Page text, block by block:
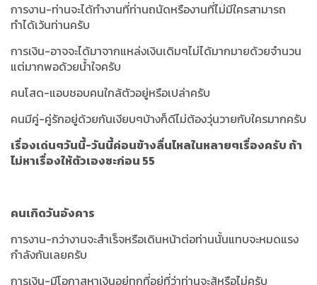
การงาน-ท่านจะได้ทำงานที่ท่านถนัดหรืองานที่ไม่มีใครสามารถ
ทำได้เว้นท่านครับ
การเงิน-อาจจะได้มาจากแหล่งเงินเดิมๆไม่ได้มากมายด้วยจำนวน
แต่มากพอด้วยน้ำใจครับ
คนโสด-แอบชอบคนใกล้ตัวอยู่หรือเปล่าครับ
คนมีคู่-คู่รักอยู่ด้วยกันเงียบๆบ้างก็ดีไม่ต้องวุ่นวายกับใครมากครับ
เรื่องเด่นๆวันนี้-วันนี้ค่อนข้างลื่นไหลในหลายๆเรื่องครับ ถ้า
ไม่หาเรื่องให้ตัวเองซะก่อน 55
คนเกิดวันอังคาร
การงาน-กว่างานจะสำเร็จหรือเดินหน้าต่อท่านนั้นแทบจะหมดแรง
กำลังกันเลยครับ
การเงิน-มีโอกาสหาเงินอยู่ทุกที่อยู่ที่ว่าท่านจะสู้หรือไม่ครับ